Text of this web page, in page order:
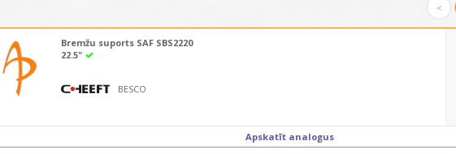
<
Bremžu suports SAF SBS2220
22.5"
BESCO
Apskatīt analogus